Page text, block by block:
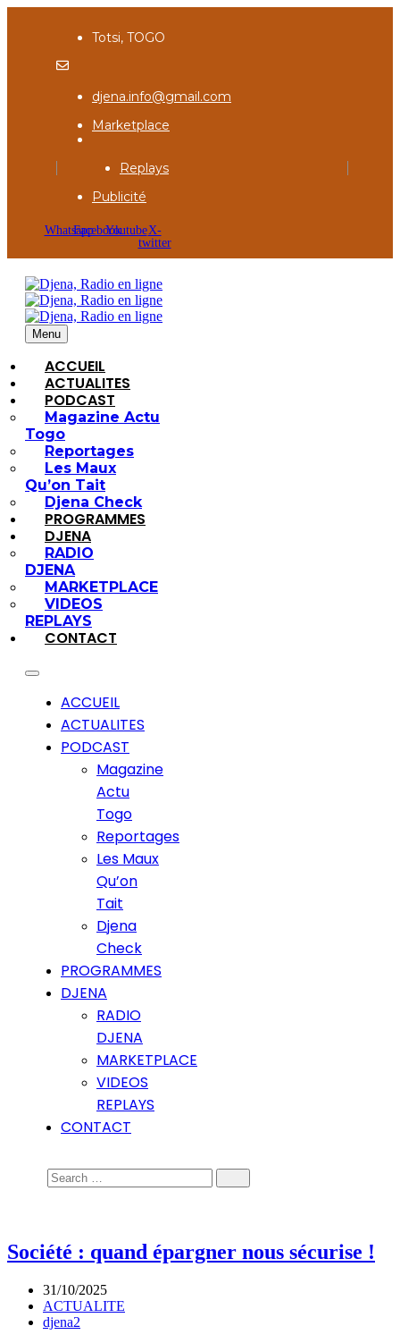
Totsi, TOGO
djena.info@gmail.com
Marketplace
Replays
Publicité
WhatsappFacebookYoutubeX-
twitter
Menu
ACCUEIL
ACTUALITES
PODCAST
Magazine Actu
Togo
Reportages
Les Maux
Qu’on Tait
Djena Check
PROGRAMMES
DJENA
RADIO
DJENA
MARKETPLACE
VIDEOS
REPLAYS
CONTACT
ACCUEIL
ACTUALITES
PODCAST
Magazine
Actu
Togo
Reportages
Les Maux
Qu’on
Tait
Djena
Check
PROGRAMMES
DJENA
RADIO
DJENA
MARKETPLACE
VIDEOS
REPLAYS
CONTACT
Société : quand épargner nous sécurise !
31/10/2025
ACTUALITE
djena2